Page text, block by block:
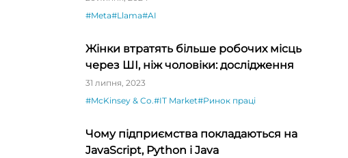
#Meta#Llama#AI
Жінки втратять більше робочих місць
через ШІ, ніж чоловіки: дослідження
31 липня, 2023
#McKinsey & Co.#IT Market#Ринок праці
Чому підприємства покладаються на
JavaScript, Python і Java